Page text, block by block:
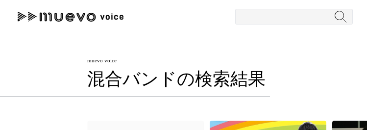
"読者の声を形にする”音楽特化メディア
muevo voice
混合バンドの検索結果